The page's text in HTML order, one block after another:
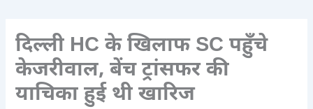
दिल्ली HC के खिलाफ SC पहुँचे
केजरीवाल, बेंच ट्रांसफर की
याचिका हुई थी खारिज